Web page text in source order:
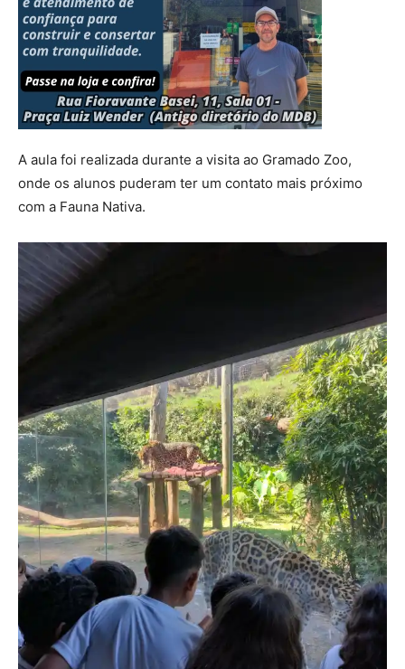
A aula foi realizada durante a visita ao Gramado Zoo,
onde os alunos puderam ter um contato mais próximo
com a Fauna Nativa.